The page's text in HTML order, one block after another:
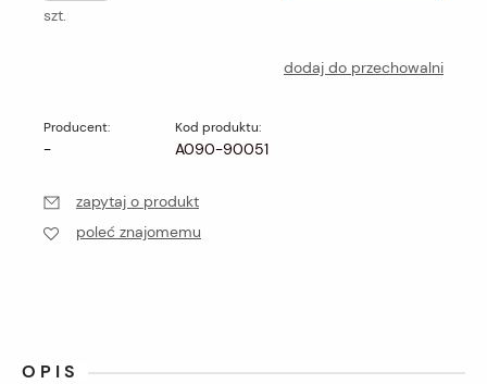
szt.
dodaj do przechowalni
Producent:
-
Kod produktu:
A090-90051
zapytaj o produkt
poleć znajomemu
OPIS